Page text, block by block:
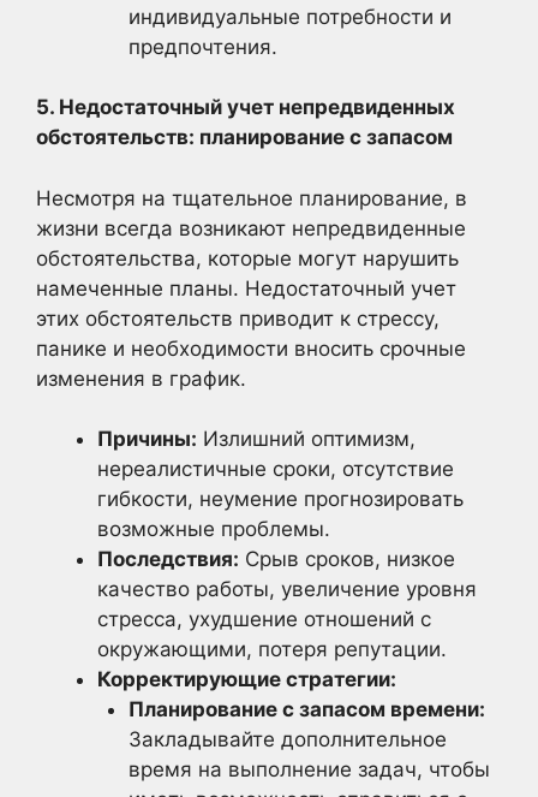
индивидуальные потребности и
предпочтения.
5. Недостаточный учет непредвиденных
обстоятельств: планирование с запасом
Несмотря на тщательное планирование, в
жизни всегда возникают непредвиденные
обстоятельства, которые могут нарушить
намеченные планы. Недостаточный учет
этих обстоятельств приводит к стрессу,
панике и необходимости вносить срочные
изменения в график.
Причины: Излишний оптимизм,
нереалистичные сроки, отсутствие
гибкости, неумение прогнозировать
возможные проблемы.
Последствия: Срыв сроков, низкое
качество работы, увеличение уровня
стресса, ухудшение отношений с
окружающими, потеря репутации.
Корректирующие стратегии:
Планирование с запасом времени:
Закладывайте дополнительное
время на выполнение задач, чтобы